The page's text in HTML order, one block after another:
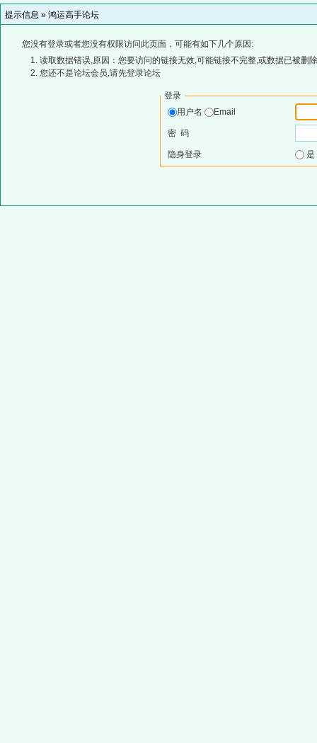
提示信息 » 鸿运高手论坛
您没有登录或者您没有权限访问此页面，可能有如下几个原因:
读取数据错误,原因：您要访问的链接无效,可能链接不完整,或数据已被删
您还不是论坛会员,请先登录论坛
登录
用户名
Email
密 码
隐身登录